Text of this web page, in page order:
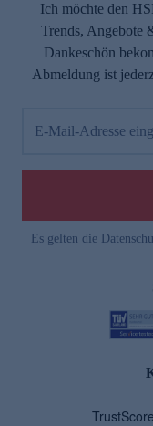
Ich möchte den
Trends, Angebote
Dankeschön
Abmeldung ist
E-Mail-Adresse
Es gelten die